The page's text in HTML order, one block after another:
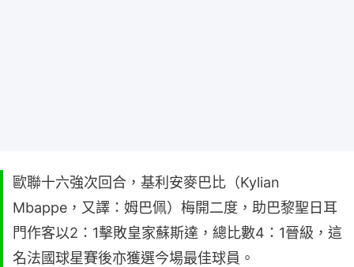
歐聯十六強次回合，基利安麥巴比（Kylian
Mbappe，又譯：姆巴佩）梅開二度，助巴黎聖日耳
門作客以2：1擊敗皇家蘇斯達，總比數4：1晉級，這
名法國球星賽後亦獲選今場最佳球員。